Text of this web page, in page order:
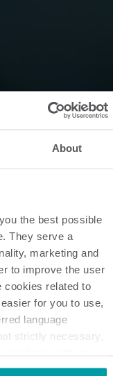
About
the best possible
They serve a
marketing and
to improve the user
cookies related to
for you to use,
language
strictly necessary,